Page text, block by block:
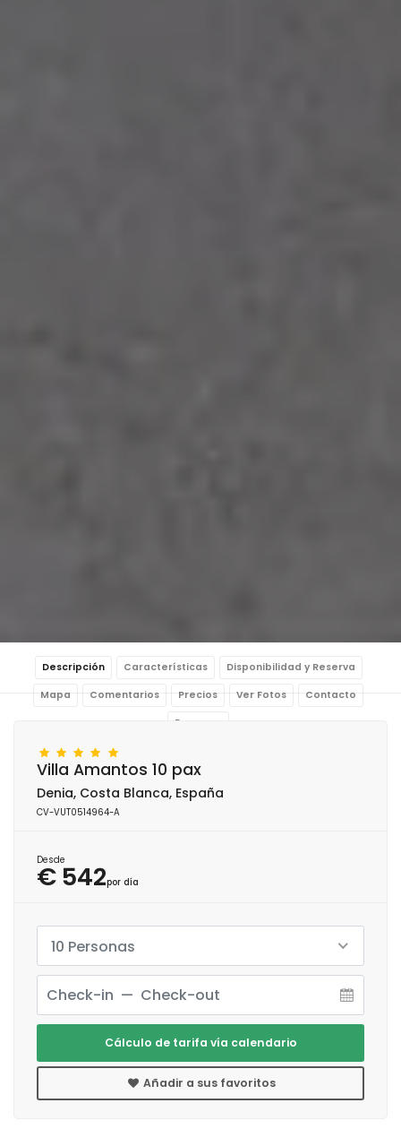
Descripción Características Disponibilidad y Reserva
Mapa Comentarios Precios Ver Fotos Contacto
Reservar
Villa Amantos 10 pax
Denia, Costa Blanca, España
CV-VUT0514964-A
Desde
€ 542por día
10 Personas
Cálculo de tarifa vía calendario
Añadir a sus favoritos